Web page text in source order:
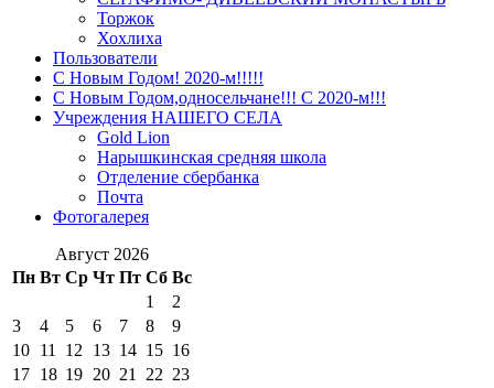
Торжок
Хохлиха
Пользователи
С Новым Годом! 2020-м!!!!!
С Новым Годом,односельчане!!! С 2020-м!!!
Учреждения НАШЕГО СЕЛА
Gold Lion
Нарышкинская средняя школа
Отделение сбербанка
Почта
Фотогалерея
Август 2026
Пн Вт Ср Чт Пт Сб Вс
1
2
3
4 5 6 7 8
9
10 11 12 13 14 15 16
17 18 19 20 21 22 23